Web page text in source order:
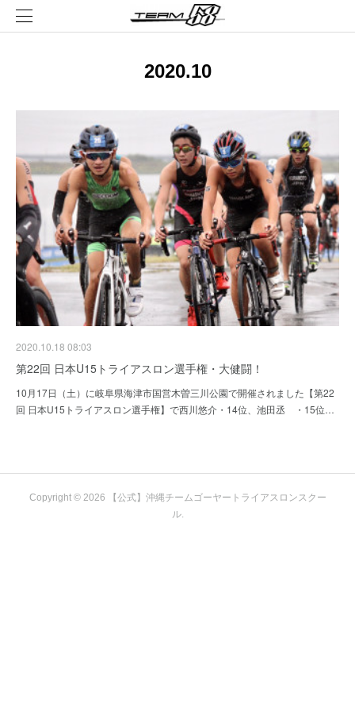
2020.10
2020.10.18 08:03
第22回 日本U15トライアスロン選手権・大健闘！
10月17日（土）に岐阜県海津市国営木曽三川公園で開催されました【第22
回 日本U15トライアスロン選手権】で西川悠介・14位、池田丞 ・15位…
Copyright © 2026
【公式】沖縄チームゴーヤートライアスロンスクー
ル.